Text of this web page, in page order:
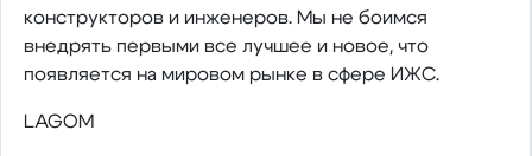
конструкторов и инженеров. Мы не боимся
внедрять первыми все лучшее и новое, что
появляется на мировом рынке в сфере ИЖС.
LAGOM